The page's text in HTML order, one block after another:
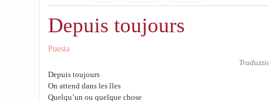
Depuis toujours
Puesia
Depuis toujours
On attend dans les îles
Quelqu’un ou quelque chose